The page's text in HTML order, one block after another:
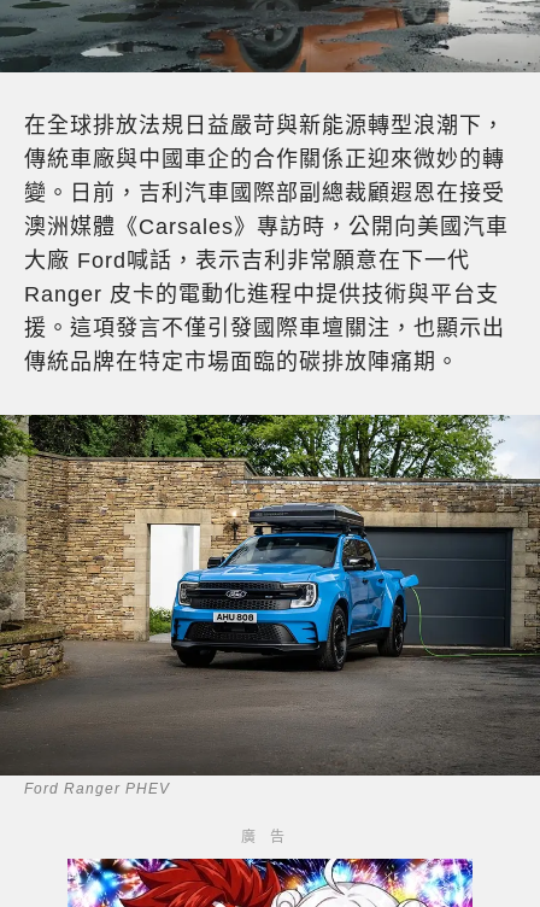
在全球排放法規日益嚴苛與新能源轉型浪潮下，
傳統車廠與中國車企的合作關係正迎來微妙的轉
變。日前，吉利汽車國際部副總裁顧遐恩在接受
澳洲媒體《Carsales》專訪時，公開向美國汽車
大廠 Ford喊話，表示吉利非常願意在下一代
Ranger 皮卡的電動化進程中提供技術與平台支
援。這項發言不僅引發國際車壇關注，也顯示出
傳統品牌在特定市場面臨的碳排放陣痛期。
Ford Ranger PHEV